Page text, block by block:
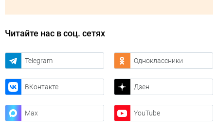
Читайте нас в соц. сетях
Telegram Одноклассники
ВКонтакте Дзен
Max YouTube